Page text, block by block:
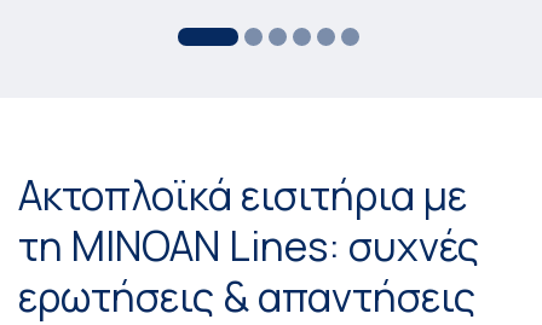
Ακτοπλοϊκά εισιτήρια με
τη MINOAN Lines: συχνές
ερωτήσεις & απαντήσεις